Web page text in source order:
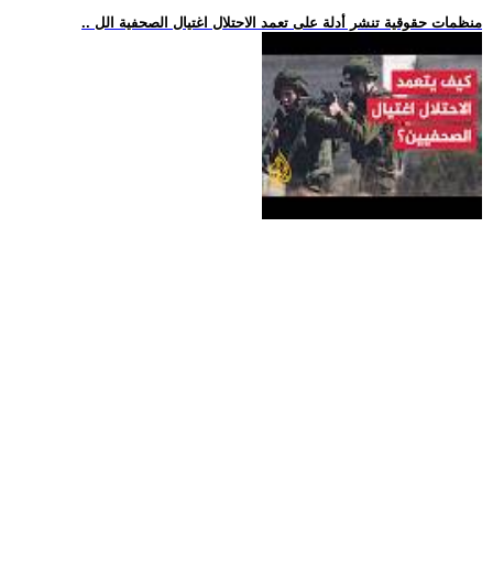
.. منظمات حقوقية تنشر أدلة على تعمد الاحتلال اغتيال الصحفية الل